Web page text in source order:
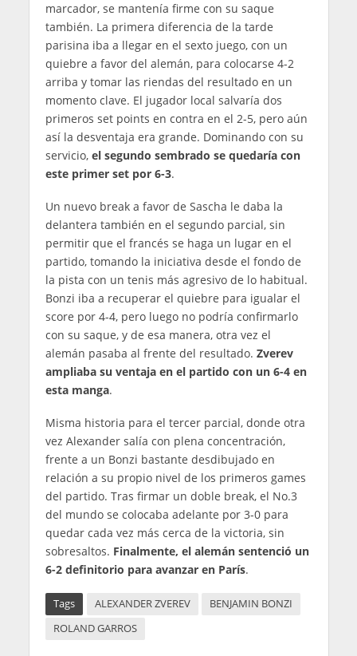
marcador, se mantenía firme con su saque
también. La primera diferencia de la tarde
parisina iba a llegar en el sexto juego, con un
quiebre a favor del alemán, para colocarse 4-2
arriba y tomar las riendas del resultado en un
momento clave. El jugador local salvaría dos
primeros set points en contra en el 2-5, pero aún
así la desventaja era grande. Dominando con su
servicio, el segundo sembrado se quedaría con
este primer set por 6-3.
Un nuevo break a favor de Sascha le daba la
delantera también en el segundo parcial, sin
permitir que el francés se haga un lugar en el
partido, tomando la iniciativa desde el fondo de
la pista con un tenis más agresivo de lo habitual.
Bonzi iba a recuperar el quiebre para igualar el
score por 4-4, pero luego no podría confirmarlo
con su saque, y de esa manera, otra vez el
alemán pasaba al frente del resultado. Zverev
ampliaba su ventaja en el partido con un 6-4 en
esta manga.
Misma historia para el tercer parcial, donde otra
vez Alexander salía con plena concentración,
frente a un Bonzi bastante desdibujado en
relación a su propio nivel de los primeros games
del partido. Tras firmar un doble break, el No.3
del mundo se colocaba adelante por 3-0 para
quedar cada vez más cerca de la victoria, sin
sobresaltos. Finalmente, el alemán sentenció un
6-2 definitorio para avanzar en París.
Tags ALEXANDER ZVEREV
BENJAMIN BONZI
ROLAND GARROS